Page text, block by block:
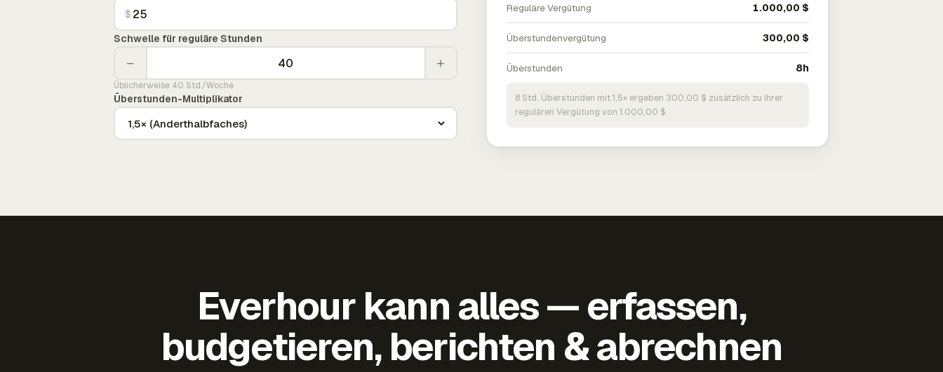
$
Schwelle für reguläre Stunden
− +
Üblicherweise 40 Std./Woche
Überstunden-Multiplikator
Reguläre Vergütung 1.000,00 $
Überstundenvergütung 300,00 $
Überstunden 8h
8 Std. Überstunden mit 1,5× ergeben 300,00 $ zusätzlich zu Ihrer
regulären Vergütung von 1.000,00 $.
Everhour kann alles — erfassen,
budgetieren, berichten & abrechnen